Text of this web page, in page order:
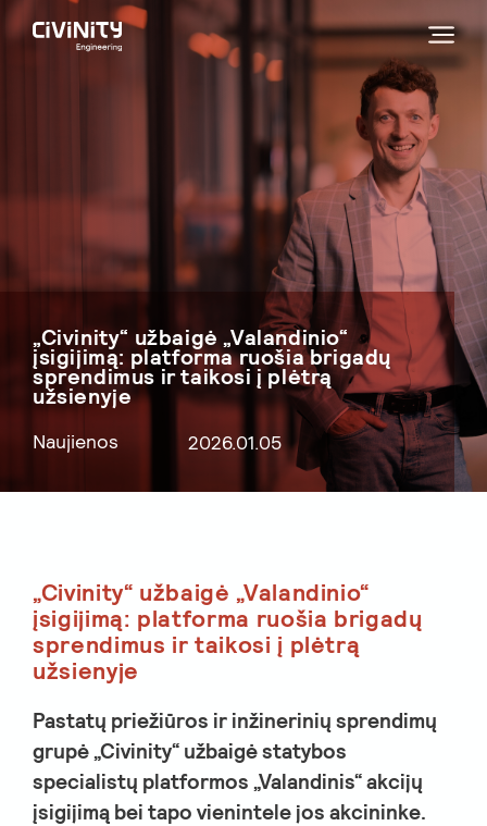
„Civinity“ užbaigė „Valandinio“
įsigijimą: platforma ruošia brigadų
sprendimus ir taikosi į plėtrą
užsienyje
Naujienos 2026.01.05
„Civinity“ užbaigė „Valandinio“
įsigijimą: platforma ruošia brigadų
sprendimus ir taikosi į plėtrą
užsienyje
Pastatų priežiūros ir inžinerinių sprendimų
grupė „Civinity“ užbaigė statybos
specialistų platformos „Valandinis“ akcijų
įsigijimą bei tapo vienintele jos akcininke.